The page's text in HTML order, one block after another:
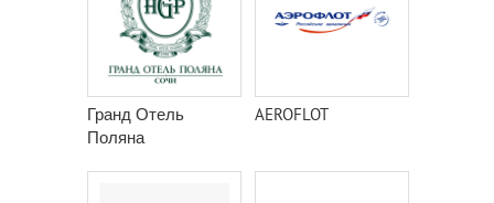
Гранд Отель
Поляна
AEROFLOT